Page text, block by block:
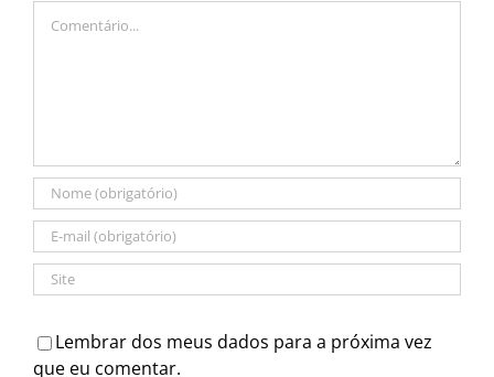
Lembrar dos meus dados para a próxima vez
que eu comentar.